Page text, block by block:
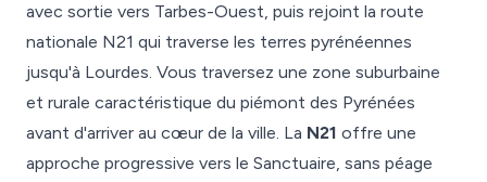
avec sortie vers Tarbes-Ouest, puis rejoint la route
nationale N21 qui traverse les terres pyrénéennes
jusqu'à Lourdes. Vous traversez une zone suburbaine
et rurale caractéristique du piémont des Pyrénées
avant d'arriver au cœur de la ville. La N21 offre une
approche progressive vers le Sanctuaire, sans péage